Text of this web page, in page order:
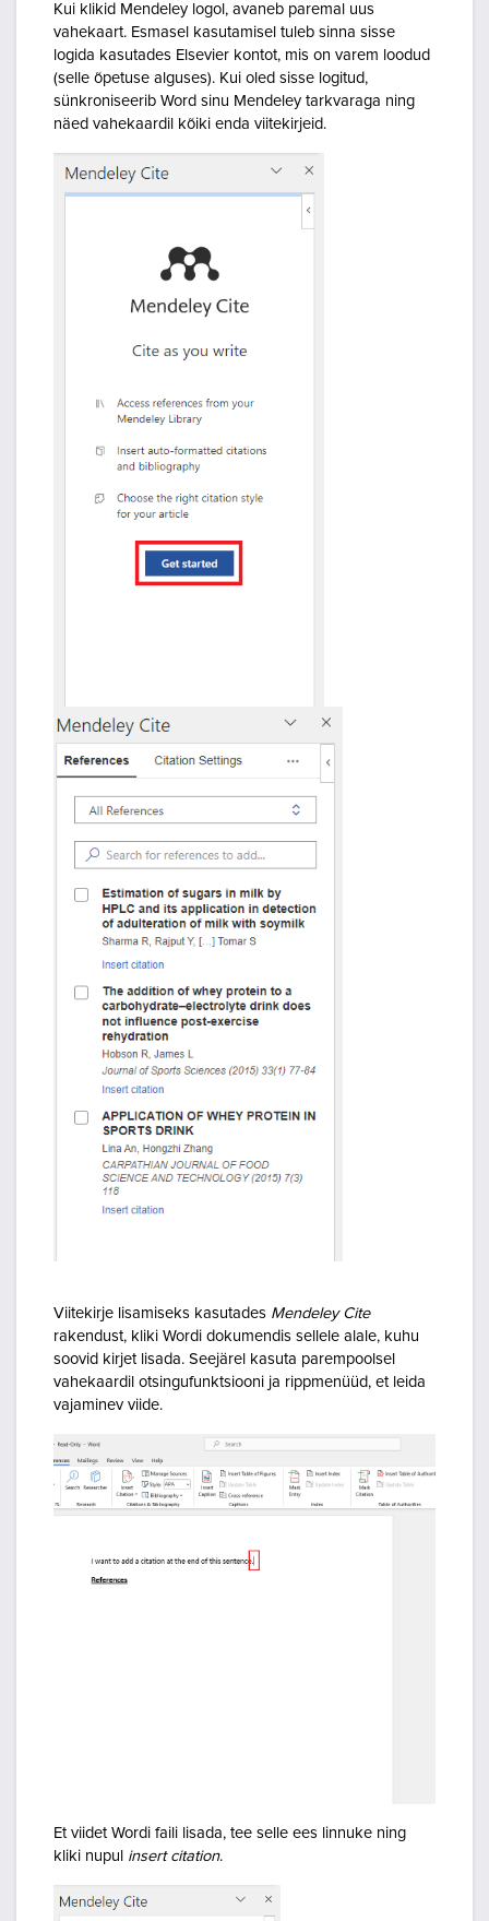
Kui klikid Mendeley logol, avaneb paremal uus
vahekaart. Esmasel kasutamisel tuleb sinna sisse
logida kasutades Elsevier kontot, mis on varem loodud
(selle õpetuse alguses). Kui oled sisse logitud,
sünkroniseerib Word sinu Mendeley tarkvaraga ning
näed vahekaardil kõiki enda viitekirjeid.
Viitekirje lisamiseks kasutades Mendeley Cite
rakendust, kliki Wordi dokumendis sellele alale, kuhu
soovid kirjet lisada. Seejärel kasuta parempoolsel
vahekaardil otsingufunktsiooni ja rippmenüüd, et leida
vajaminev viide.
Et viidet Wordi faili lisada, tee selle ees linnuke ning
kliki nupul insert citation.